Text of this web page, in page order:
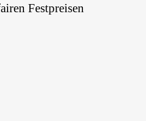
Festpreisen